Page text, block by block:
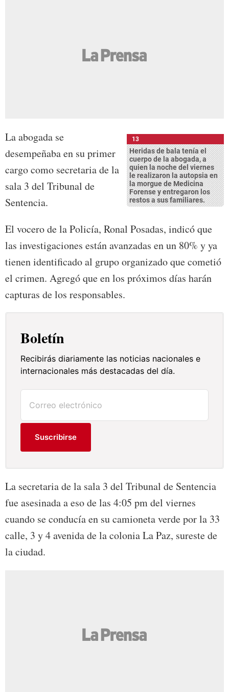
13
Heridas de bala tenía el
cuerpo de la abogada, a
quien la noche del viernes
le realizaron la autopsia en
la morgue de Medicina
Forense y entregaron los
restos a sus familiares.
La abogada se
desempeñaba en su primer
cargo como secretaria de la
sala 3 del Tribunal de
Sentencia.
El vocero de la Policía, Ronal Posadas, indicó que
las investigaciones están avanzadas en un 80% y ya
tienen identificado al grupo organizado que cometió
el crimen. Agregó que en los próximos días harán
capturas de los responsables.
Boletín
Recibirás diariamente las noticias nacionales e
internacionales más destacadas del día.
Suscribirse
La secretaria de la sala 3 del Tribunal de Sentencia
fue asesinada a eso de las 4:05 pm del viernes
cuando se conducía en su camioneta verde por la 33
calle, 3 y 4 avenida de la colonia La Paz, sureste de
la ciudad.